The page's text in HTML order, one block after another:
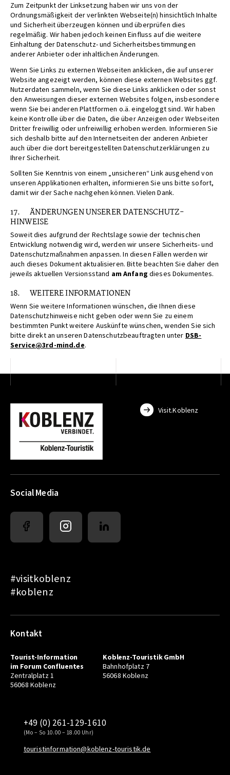
Zum Zeitpunkt der Linksetzung haben wir uns von der
Ordnungsmäßigkeit der verlinkten Webseite(n) hinsichtlich Inhalte
und Sicherheit überzeugen können und überprüfen dies
regelmäßig. Wir haben jedoch keinen Einfluss auf die weitere
Einhaltung der Datenschutz- und Sicherheitsbestimmungen
anderer Anbieter oder inhaltlichen Änderungen.
Wenn Sie Links zu externen Webseiten anklicken, die auf unserer
Website angezeigt werden, können diese externen Websites ggf.
Nutzerdaten sammeln, wenn Sie diese Links anklicken oder sonst
den Anweisungen dieser externen Websites folgen, insbesondere
wenn Sie bei anderen Plattformen o.ä. eingeloggt sind. Wir haben
keine Kontrolle über die Daten, die über Anzeigen oder Webseiten
Dritter freiwillig oder unfreiwillig erhoben werden. Informieren Sie
sich deshalb bitte auf den Internetseiten der anderen Anbieter
auch über die dort bereitgestellten Datenschutzerklärungen zu
Ihrer Sicherheit.
Sollten Sie Kenntnis von einem „unsicheren“ Link ausgehend von
unseren Applikationen erhalten, informieren Sie uns bitte sofort,
damit wir der Sache nachgehen können. Vielen Dank.
17. ÄNDERUNGEN UNSERER DATENSCHUTZ-
HINWEISE
Soweit dies aufgrund der Rechtslage sowie der technischen
Entwicklung notwendig wird, werden wir unsere Sicherheits- und
Datenschutzmaßnahmen anpassen. In diesen Fällen werden wir
auch dieses Dokument aktualisieren. Bitte beachten Sie daher den
jeweils aktuellen Versionsstand am Anfang dieses Dokumentes.
18. WEITERE INFORMATIONEN
Wenn Sie weitere Informationen wünschen, die Ihnen diese
Datenschutzhinweise nicht geben oder wenn Sie zu einem
bestimmten Punkt weitere Auskünfte wünschen, wenden Sie sich
bitte direkt an unseren Datenschutzbeauftragten unter DSB-
Service@3rd-mind.de.
Visit.Koblenz
Social Media
#visitkoblenz
#koblenz
Kontakt
Tourist-Information
im Forum Confluentes
Zentralplatz 1
56068 Koblenz
Koblenz-Touristik GmbH
Bahnhofplatz 7
56068 Koblenz
+49 (0) 261-129-1610
(Mo – So 10.00 – 18.00 Uhr)
touristinformation@koblenz-touristik.de